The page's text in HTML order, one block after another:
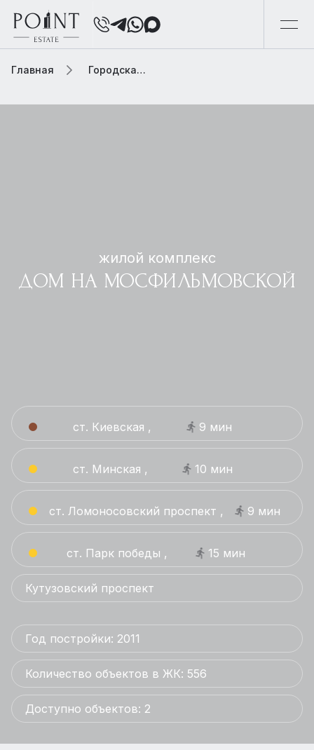
Главная Городская элитная недвижимость
жилой комплекс
ДОМ НА МОСФИЛЬМОВСКОЙ
ст. Киевская , 9 мин
ст. Минская , 10 мин
ст. Ломоносовский проспект , 9 мин
ст. Парк победы , 15 мин
Кутузовский проспект
Год постройки: 2011
Количество объектов в ЖК: 556
Доступно объектов: 2